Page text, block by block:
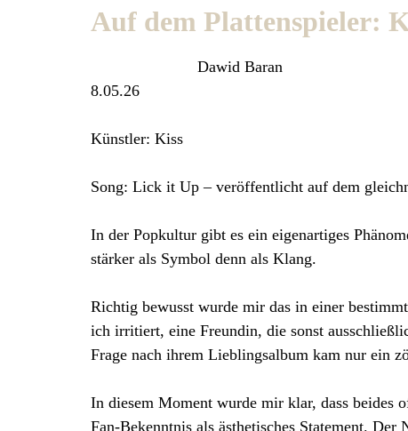
Auf dem Plattenspieler:
Dawid Baran
8.05.26
Künstler: Kiss
Song: Lick it Up – veröffentlicht auf dem
In der Popkultur gibt es ein eigenartiges
stärker als Symbol denn als Klang.
Richtig bewusst wurde mir das in einer
ich irritiert, eine Freundin, die sonst
Frage nach ihrem Lieblingsalbum kam nur ein
In diesem Moment wurde mir klar, dass beides
Fan-Bekenntnis als ästhetisches Statement.